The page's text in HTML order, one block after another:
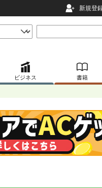
新規登
ビジネス 書籍